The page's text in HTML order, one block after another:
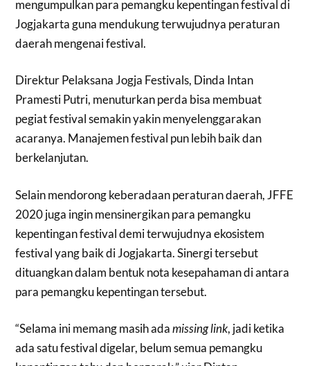
mengumpulkan para pemangku kepentingan festival di
Jogjakarta guna mendukung terwujudnya peraturan
daerah mengenai festival.
Direktur Pelaksana Jogja Festivals, Dinda Intan
Pramesti Putri, menuturkan perda bisa membuat
pegiat festival semakin yakin menyelenggarakan
acaranya. Manajemen festival pun lebih baik dan
berkelanjutan.
Selain mendorong keberadaan peraturan daerah, JFFE
2020 juga ingin mensinergikan para pemangku
kepentingan festival demi terwujudnya ekosistem
festival yang baik di Jogjakarta. Sinergi tersebut
dituangkan dalam bentuk nota kesepahaman di antara
para pemangku kepentingan tersebut.
“Selama ini memang masih adamissing link, jadi ketika
ada satu festival digelar, belum semua pemangku